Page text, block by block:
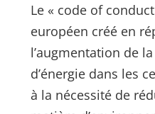
Le « code of
européen créé en
l’augmentation de
d’énergie dans les
à la nécessité de